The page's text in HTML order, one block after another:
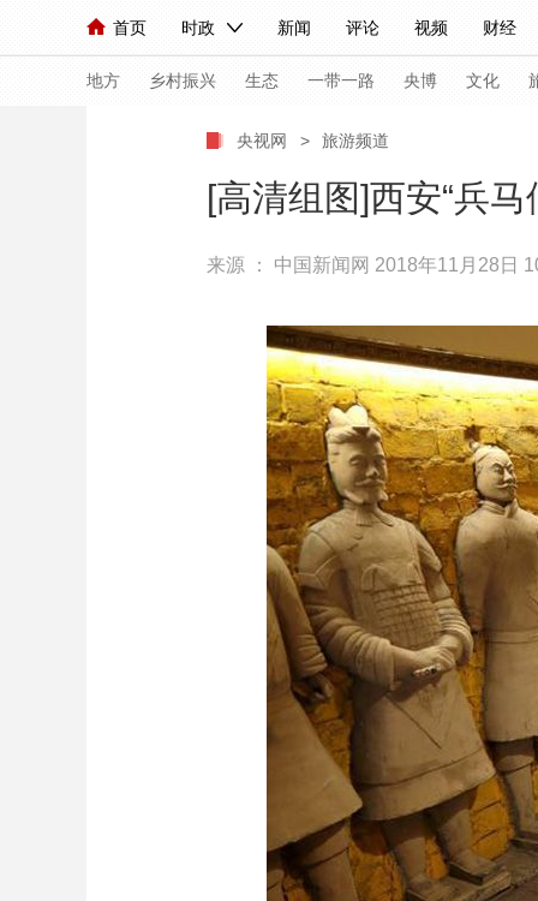
首页 时政 新闻 评论 视频 财经
人民领袖习近平 联播+ 中国领导人 央视快评 习
直播 栏目大全 节目单 听音 微视频
海外频道 iPanda English Монгол
地方 乡村振兴 生态 一带一路 央博 文化
国内 国际 评论 经济 军事
小央视频 小央直播 直播中国 熊
比划 快看 蓝海中国 新
竞猜 2026年世界杯 2026年
CCTV奥林匹克频道 生活体育大会
乡村振兴 生态环境
大国展会 大国保险 云顶对话
栏目 片库
央视网 > 旅游频道
[高清组图]西安“兵
来源 ： 中国新闻网 2018年11月28日